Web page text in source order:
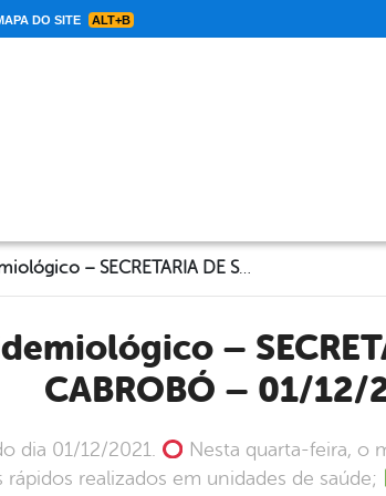
DO SITE ALT+B
Informe Epidemiológico – SECRETARIA DE SAÚDE DE CABROBÓ – 01/12/2021
CABROBÓ – 01/12/
dia 01/12/2021. Nesta quarta-feira, o
realizados em unidades de saúde;